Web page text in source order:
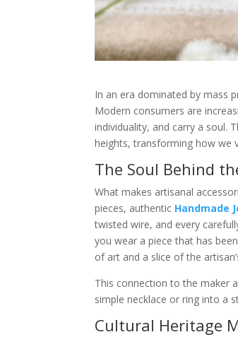
In an era dominated by mass
Modern consumers are
individuality, and carry a soul.
heights, transforming how we
The Soul Behind
What makes artisanal
pieces, authentic Handmade
twisted wire, and every
you wear a piece that has
of art and a slice of the
This connection to the maker
simple necklace or ring into a
Cultural Heritage